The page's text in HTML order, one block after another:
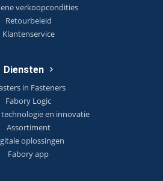
verkoopcondities
Retourbeleid
Klantenservice
Diensten
in Fasteners
Fabory Logic
en innovatie
Assortiment
oplossingen
Fabory app